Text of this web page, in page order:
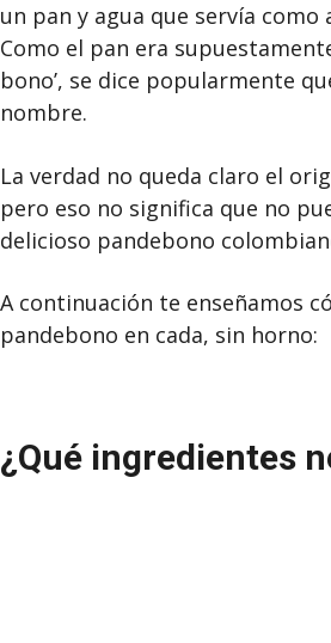
un pan y agua que servía como
Como el pan era
bono’, se dice popularmente
nombre.
La verdad no queda claro el
pero eso no significa que no
delicioso pandebono
A continuación te enseñamos
pandebono en cada, sin horno:
¿Qué ingredientes